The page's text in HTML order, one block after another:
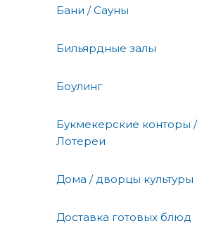
Бани / Сауны
Бильярдные залы
Боулинг
Букмекерские конторы /
Лотереи
Дома / дворцы культуры
Доставка готовых блюд